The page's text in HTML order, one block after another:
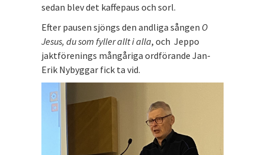
sedan blev det kaffepaus och sorl.
Efter pausen sjöngs den andliga sången O
Jesus, du som fyller allt i alla, och Jeppo
jaktförenings mångåriga ordförande Jan-
Erik Nybyggar fick ta vid.